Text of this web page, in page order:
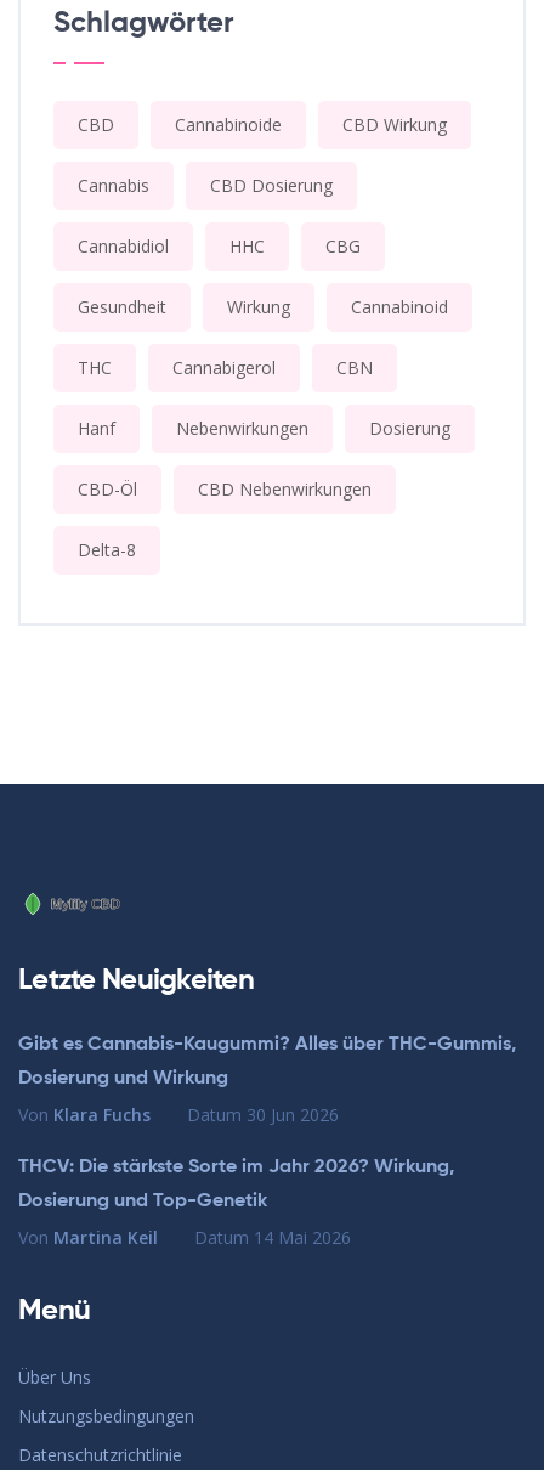
Schlagwörter
CBD Cannabinoide CBD Wirkung
Cannabis CBD Dosierung
Cannabidiol HHC CBG
Gesundheit Wirkung Cannabinoid
THC Cannabigerol CBN
Hanf Nebenwirkungen Dosierung
CBD-Öl CBD Nebenwirkungen
Delta-8
Letzte Neuigkeiten
Gibt es Cannabis-Kaugummi? Alles über THC-Gummis,
Dosierung und Wirkung
Von Klara Fuchs Datum 30 Jun 2026
THCV: Die stärkste Sorte im Jahr 2026? Wirkung,
Dosierung und Top-Genetik
Von Martina Keil Datum 14 Mai 2026
Menü
Über Uns
Nutzungsbedingungen
Datenschutzrichtlinie